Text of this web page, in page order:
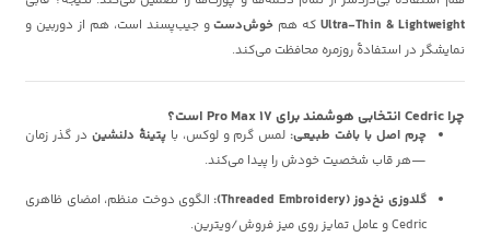
Ultra-Thin & Lightweight که هم خوش‌دستو جیب‌پسند است، هم از دوربین و
نمایشگر در استفادهٔ روزمره محافظت می‌کند.
چرا Cedric انتخابی هوشمند برای 17 Pro Max است؟
چرم اصل با بافت طبیعی: لمس گرم و لوکس، باپتینهٔ دلنشیندر گذر زمان
—هر قاب شخصیت خودش را پیدا می‌کند.
گلدوزی نخ‌دوز (Threaded Embroidery):
الگوی دوخت منظم، امضای ظاهری
Cedric و عامل تمایز روی میز فروش/ویترین.